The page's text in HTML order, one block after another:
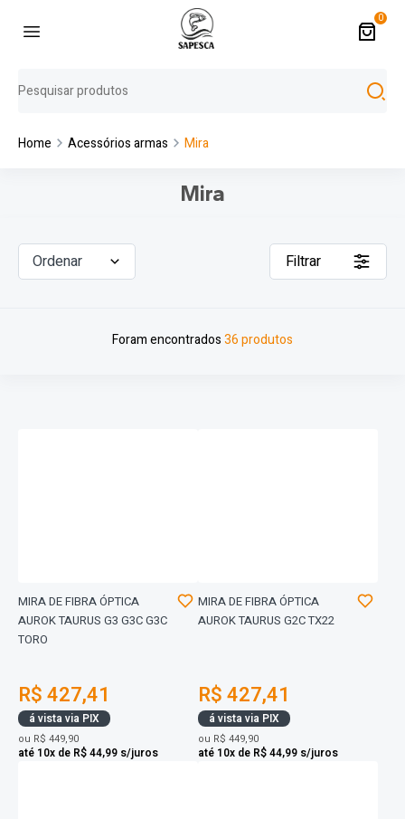
0
Home Acessórios armas Mira
Mira
Foram encontrados36 produtos
Filtrar
Ordenar
MIRA DE FIBRA ÓPTICA
AUROK TAURUS G3 G3C G3C
TORO
R$ 427,41
á vista via PIX
ou R$ 449,90
até 10x de R$ 44,99 s/juros
MIRA DE FIBRA ÓPTICA
AUROK TAURUS G2C TX22
R$ 427,41
á vista via PIX
ou R$ 449,90
até 10x de R$ 44,99 s/juros